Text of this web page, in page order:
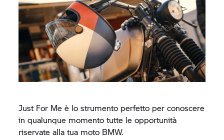
Just For Me è lo strumento perfetto per conoscere
in qualunque momento tutte le opportunità
riservate alla tua moto BMW.